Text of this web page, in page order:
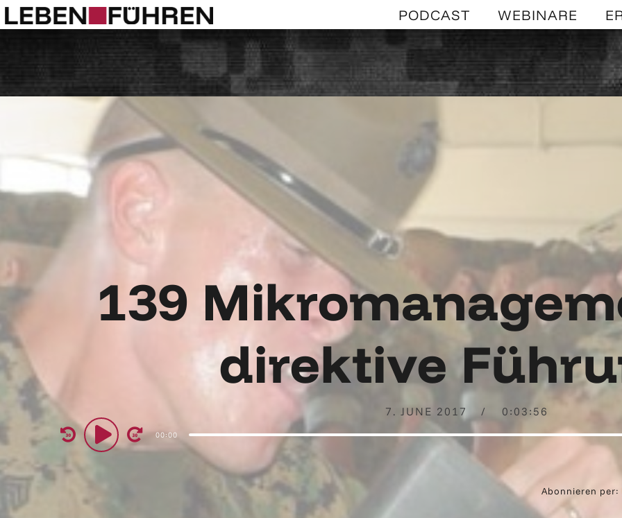
PODCAST WEBINARE
139
direktive
7. JUNE 2017 0:03:56
Audio
Player
00:00
Abonnieren per: